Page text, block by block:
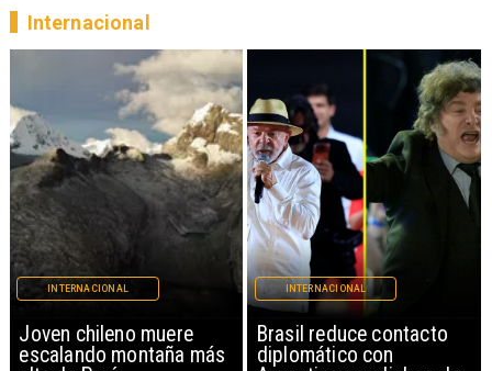
Brasil reduce contacto
diplomático con
INTERNACIONAL
China restringe
exportación de drones a
INTERNACIONAL
Internacional